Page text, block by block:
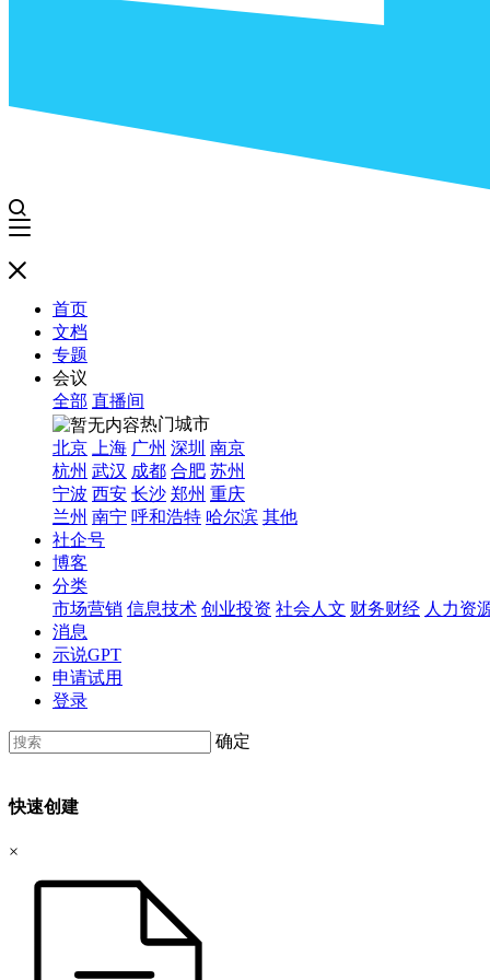
首页
文档
专题
会议
全部 直播间
热门城市
北京
上海 广州 深圳 南京
杭州 武汉 成都 合肥 苏州
宁波 西安 长沙 郑州 重庆
兰州 南宁 呼和浩特 哈尔滨 其他
社企号
博客
分类
市场营销 信息技术 创业投资 社会人文 财务财经 人力资
消息
示说GPT
申请试用
登录
确定
快速创建
×